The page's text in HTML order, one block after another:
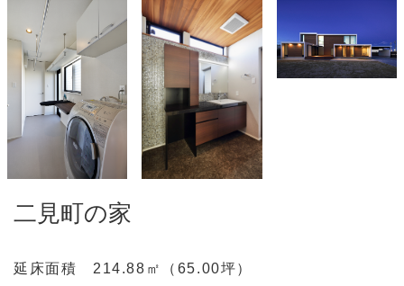
二見町の家
延床面積 214.88㎡（65.00坪）